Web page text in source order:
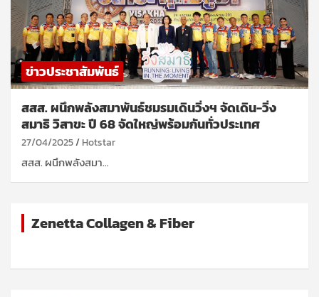
ข่าวประชาสัมพันธ์
สสส. ผนึกพลังสมาพันธ์ชมรมเดินวิ่งฯ จัดเดิน-วิ่ง
สมาธิ วิสาขะ ปี 68 จัดใหญ่พร้อมกันทั่วประเทศ
27/04/2025 Hotstar
สสส. ผนึกพลังสมา…
Zenetta Collagen & Fiber